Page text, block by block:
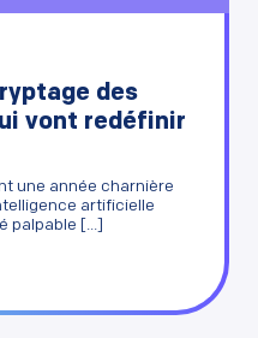
des
vont redéfinir
une année charnière
artificielle
palpable [...]